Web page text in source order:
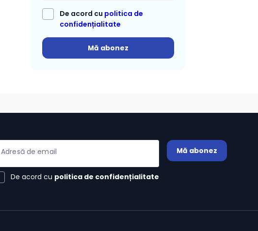
De acord cu politica de
confidențialitate
Mă abonez
Adresă de email
De acord cu politica de confidențialitate
Mă abonez